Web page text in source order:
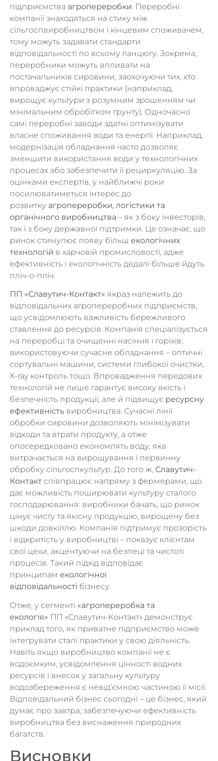
підприємства агропереробки. Переробні
компанії знаходяться на стику між
сільгоспвиробництвом і кінцевим споживачем,
тому можуть задавати стандарти
відповідальності по всьому ланцюгу. Зокрема,
переробники можуть впливати на
постачальників сировини, заохочуючи тих, хто
впроваджує стійкі практики (наприклад,
вирощує культури з розумним зрошенням чи
мінімальним обробітком ґрунту). Одночасно
самі переробні заводи здатні оптимізувати
власне споживання води та енергії. Наприклад,
модернізація обладнання часто дозволяє
зменшити використання води у технологічних
процесах або забезпечити її рециркуляцію. За
оцінками експертів, у найближчі роки
посилюватиметься інтерес до
розвитку агропереробки, логістики та
органічного виробництва – як з боку інвесторів,
так і з боку державної підтримки. Це означає, що
ринок стимулює появу більш екологічних
технологій в харчовій промисловості, адже
ефективність і екологічність дедалі більше йдуть
пліч-о-пліч.
ПП «Славутич-Контакт» якраз належить до
відповідальних агропереробних підприємств,
що усвідомлюють важливість бережливого
ставлення до ресурсів. Компанія спеціалізується
на переробці та очищенні насіння і горіхів,
використовуючи сучасне обладнання – оптичні
сортувальні машини, системи глибокої очистки,
X-ray контроль тощо. Впровадження передових
технологій не лише гарантує високу якість і
безпечність продукції, але й підвищує ресурсну
ефективність виробництва. Сучасні лінії
обробки сировини дозволяють мінімізувати
відходи та втрати продукту, а отже
опосередковано економлять воду, яка
витрачається на вирощування і первинну
обробку сільгоспкультур. До того ж, Славутич-
Контакт співпрацює напряму з фермерами, що
дає можливість поширювати культуру сталого
господарювання: виробники бачать, що ринок
цінує чисту та якісну продукцію, вирощену без
шкоди довкіллю. Компанія підтримує прозорість
і відкритість у виробництві – показує клієнтам
свої цехи, акцентуючи на безпеці та чистоті
процесів. Такий підхід відповідає
принципам екологічної
відповідальності бізнесу.
Отже, у сегменті «агропереробка та
екологія» ПП «Славутич-Контакт» демонструє
приклад того, як приватне підприємство може
інтегрувати сталі практики у свою діяльність.
Навіть якщо виробництво компанії не є
водоємким, усвідомлення цінності водних
ресурсів і внесок у загальну культуру
водозбереження є невід’ємною частиною її місії.
Відповідальний бізнес сьогодні – це бізнес, який
думає про завтра, забезпечуючи ефективність
виробництва без виснаження природних
багатств.
Висновки